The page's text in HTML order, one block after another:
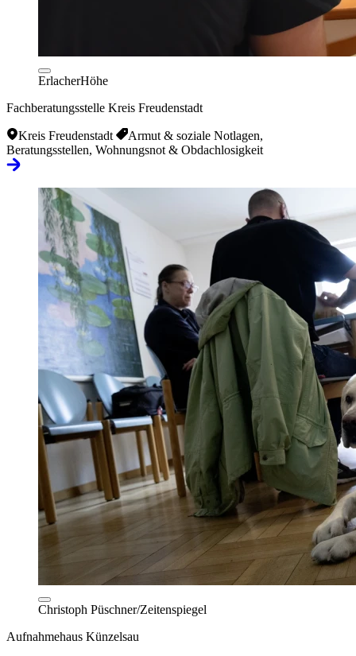
ErlacherHöhe
Fachberatungsstelle Kreis Freudenstadt
Kreis Freudenstadt
Armut & soziale Notlagen,
Beratungsstellen, Wohnungsnot & Obdachlosigkeit
Christoph Püschner/Zeitenspiegel
Aufnahmehaus Künzelsau